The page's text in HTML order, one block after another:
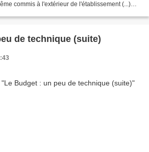
commis à l'extérieur de l'établissement (...)
de technique (suite)